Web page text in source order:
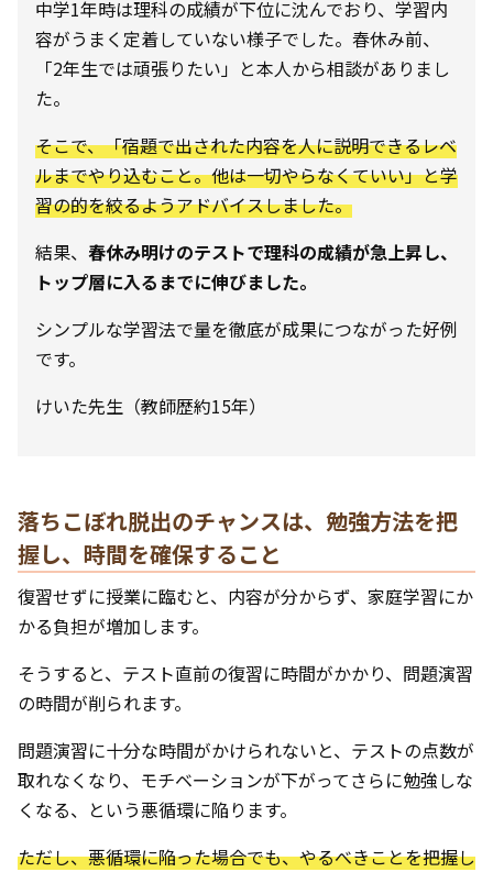
中学1年時は理科の成績が下位に沈んでおり、学習内
容がうまく定着していない様子でした。春休み前、
「2年生では頑張りたい」と本人から相談がありまし
た。
そこで、「宿題で出された内容を人に説明できるレベ
ルまでやり込むこと。他は一切やらなくていい」と学
習の的を絞るようアドバイスしました。
結果、 春休み明けのテストで理科の成績が急上昇し、
トップ層に入るまでに伸びました。
シンプルな学習法で量を徹底が成果につながった好例
です。
けいた先生（教師歴約15年）
落ちこぼれ脱出のチャンスは、勉強方法を把
握し、時間を確保すること
復習せずに授業に臨むと、内容が分からず、家庭学習にか
かる負担が増加します。
そうすると、テスト直前の復習に時間がかかり、問題演習
の時間が削られます。
問題演習に十分な時間がかけられないと、テストの点数が
取れなくなり、モチベーションが下がってさらに勉強しな
くなる、という悪循環に陥ります。
ただし、悪循環に陥った場合でも、やるべきことを把握し